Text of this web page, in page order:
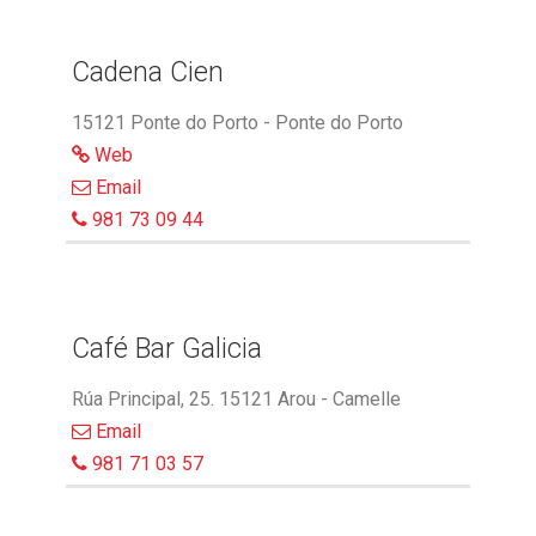
Cadena Cien
15121 Ponte do Porto - Ponte do Porto
Web
Email
981 73 09 44
Café Bar Galicia
Rúa Principal, 25. 15121 Arou - Camelle
Email
981 71 03 57